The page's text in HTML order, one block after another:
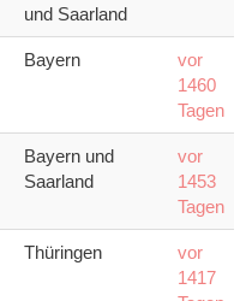
und Saarland
Bayern
vor
1460
Tagen
Bayern und
Saarland
vor
1453
Tagen
Thüringen
vor
1417